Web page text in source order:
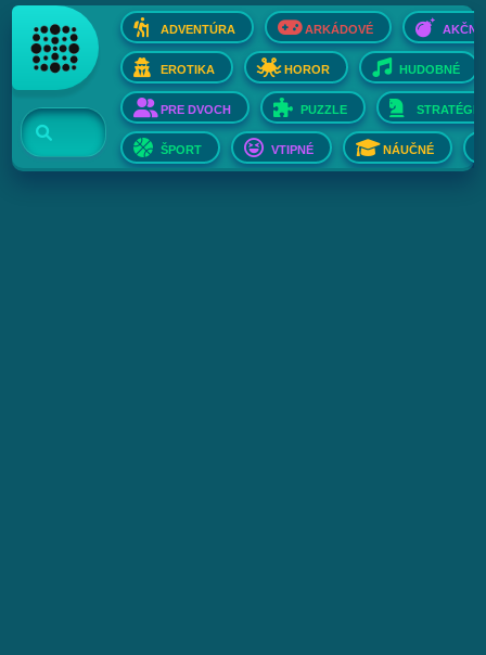
ADVENTÚRA ARKÁDOVÉ AKČNÉ
EROTIKA HOROR HUDOBNÉ
PRE DVOCH PUZZLE STRATÉGIE
ŠPORT VTIPNÉ NÁUČNÉ